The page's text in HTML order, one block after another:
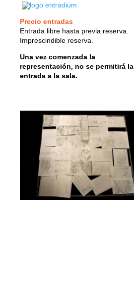
Precio entradas
Entrada libre hasta previa reserva.
Imprescindible reserva.
Una vez comenzada la
representación, no se permitirá la
entrada a la sala.